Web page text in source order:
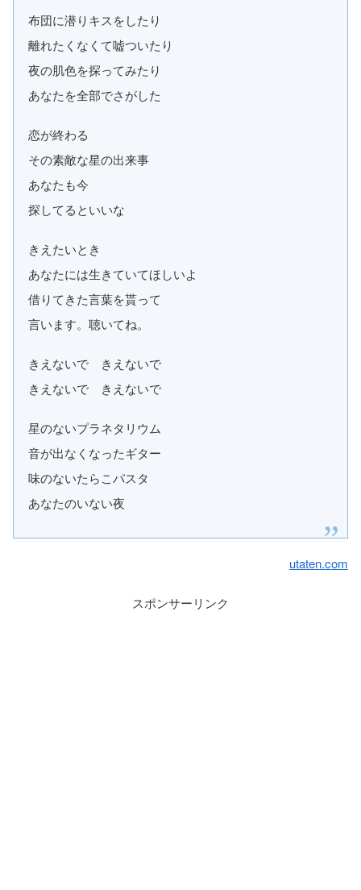
布団に潜りキスをしたり
離れたくなくて嘘ついたり
夜の肌色を探ってみたり
あなたを全部でさがした
恋が終わる
その素敵な星の出来事
あなたも今
探してるといいな
きえたいとき
あなたには生きていてほしいよ
借りてきた言葉を貰って
言います。聴いてね。
きえないで きえないで
きえないで きえないで
星のないプラネタリウム
音が出なくなったギター
味のないたらこパスタ
あなたのいない夜
utaten.com
スポンサーリンク